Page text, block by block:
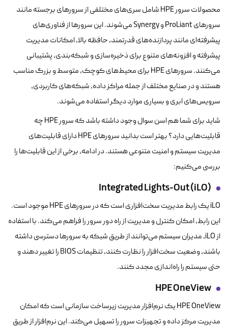
محصولات سرور HPE شامل سری‌های مختلفی از سرورهای برجسته مانند
سرورهای ProLiant و Synergy می‌شوند. این سرورها از فناوری‌های
پیشرفته‌ای مانند پردازنده‌های قدرتمند، حافظه بالا، امکانات مدیریت
پیشرفته و افزونه‌های متنوع برای ذخیره‌سازی و شبکه‌بندی، پشتیبانی
می‌کنند. سرورهای HPE برای محیط‌های کوچک، متوسط ​​و بزرگ مناسب
هستند و در صنایع مختلف از جمله مراکز داده، شبکه‌های کاربردی،
سرویس‌های ابری و بسیاری موارد دیگر استفاده می‌شوند.
شاید برای شما هم اسن سوال وجود داشته باشد که سرور HPE چه
قابلیت‌هایی دارد؟ بهتر است بدانید سرورهای HPE دارای قابلیت‌های
مدیریت سیستم و امنیت متنوعی هستند. در ادامه، برخی از این قابلیت‌ها را
بررسی می‌کنیم:
Integrated Lights-Out (iLO)
iLO یک رابط مدیریت سخت‌افزاری است که در سرورهای HPE موجود است.
این رابط، امکان کنترل و مدیریت از راه دور سرور را فراهم می‌کند. با استفاده
از iLO، مدیران سیستم می‌توانند از طریق شبکه به سرورها دسترسی داشته
باشند، وضعیت سخت‌افزار را نظارت کنند، تنظیمات BIOS را تغییر دهند و
حتی سیستم را راه‌اندازی مجدد کنند.
HPEOneView
HPE OneView یک نرم‌افزار مدیریت زیرساخت سازمانی است که امکان
مدیریت مرکز داده و تجهیزات سرور را تسهیل می‌کند. این نرم‌افزار از طریق